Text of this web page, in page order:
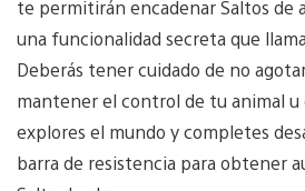
te permitirán encadenar Saltos de
una funcionalidad secreta que
Deberás tener cuidado de no
mantener el control de tu animal u
explores el mundo y completes
barra de resistencia para obtener